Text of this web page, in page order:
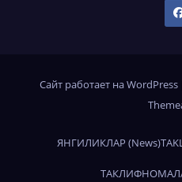
Сайт работает на WordPress
ЯНГИЛИКЛАР (News)